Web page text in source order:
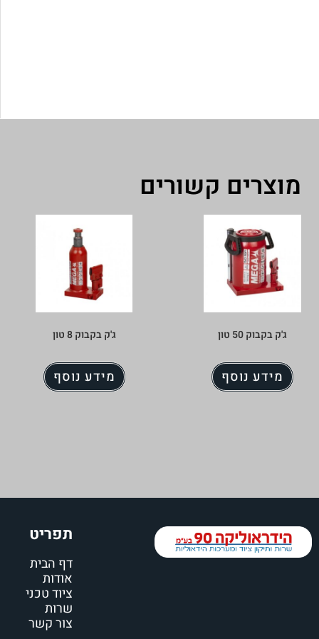
מוצרים קשורים
ג'ק בקבוק 50 טון
מידע נוסף
ג'ק בקבוק 8 טון
מידע נוסף
תפריט
דף הבית
אודות
ציוד טכני
שרות
צור קשר